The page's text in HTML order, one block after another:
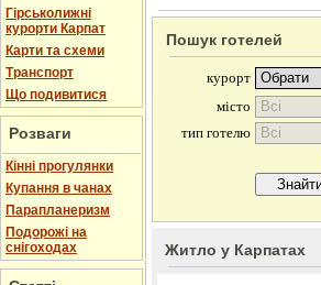
Гірськолижні
курорти Карпат
Карти та схеми
Транспорт
Що подивитися
Розваги
Кінні прогулянки
Купання в чанах
Парапланеризм
Подорожі на
снігоходах
Пошук готелей
Житло у Карпатах